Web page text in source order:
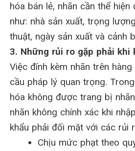
hóa bán lẻ, nhãn cần thể hiện
như: nhà sản xuất, trọng
thuật, ngày sản xuất và cảnh
3. Những rủi ro gặp phải khi
Việc đính kèm nhãn trên
cầu pháp lý quan trọng.
hóa không được trang bị
nhãn không chính xác khi
khẩu phải đối mặt với các rủi
Chịu mức phạt theo